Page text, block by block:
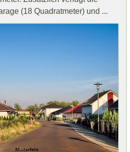
(18 Quadratmeter) und ...